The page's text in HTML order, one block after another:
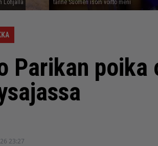
Lohjalla
tänne Suomen isoin voitto meni
Parikan poika
23:27